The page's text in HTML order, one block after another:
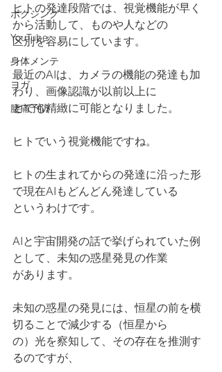
ボクシング
YouTube
身体メンテ
ヨガ
腰痛予防
ヒトの発達段階では、視覚機能が早く
から活動して、ものや人などの
区別を容易にしています。
最近のAIは、カメラの機能の発達も加
わり、画像認識が以前以上に
とても精緻に可能となりました。
ヒトでいう視覚機能ですね。
ヒトの生まれてからの発達に沿った形
で現在AIもどんどん発達している
というわけです。
AIと宇宙開発の話で挙げられていた例
として、未知の惑星発見の作業
があります。
未知の惑星の発見には、恒星の前を横
切ることで減少する（恒星から
の）光を察知して、その存在を推測す
るのですが、